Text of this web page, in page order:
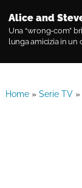
Alice and
Una “wrong-com”
lunga amicizia in un
Home» Serie TV»